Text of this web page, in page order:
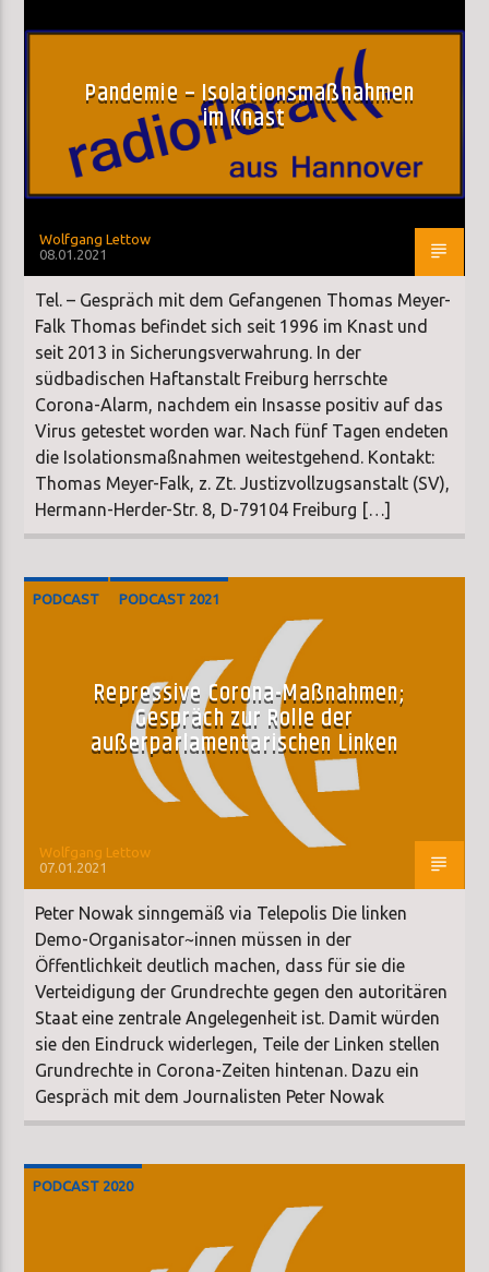
Pandemie – Isolationsmaßnahmen
im Knast
Wolfgang Lettow
08.01.2021
Tel. – Gespräch mit dem Gefangenen Thomas Meyer-
Falk Thomas befindet sich seit 1996 im Knast und
seit 2013 in Sicherungsverwahrung. In der
südbadischen Haftanstalt Freiburg herrschte
Corona-Alarm, nachdem ein Insasse positiv auf das
Virus getestet worden war. Nach fünf Tagen endeten
die Isolationsmaßnahmen weitestgehend. Kontakt:
Thomas Meyer-Falk, z. Zt. Justizvollzugsanstalt (SV),
Hermann-Herder-Str. 8, D-79104 Freiburg […]
PODCAST PODCAST 2021
Repressive Corona-Maßnahmen;
Gespräch zur Rolle der
außerparlamentarischen Linken
Wolfgang Lettow
07.01.2021
Peter Nowak sinngemäß via Telepolis Die linken
Demo-Organisator~innen müssen in der
Öffentlichkeit deutlich machen, dass für sie die
Verteidigung der Grundrechte gegen den autoritären
Staat eine zentrale Angelegenheit ist. Damit würden
sie den Eindruck widerlegen, Teile der Linken stellen
Grundrechte in Corona-Zeiten hintenan. Dazu ein
Gespräch mit dem Journalisten Peter Nowak
PODCAST 2020